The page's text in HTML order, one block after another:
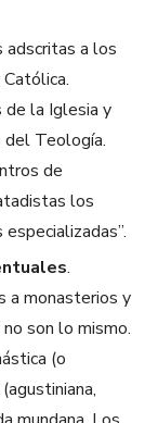
adscritas a los
de la Iglesia y
Teología.
de
los
.
a monasterios y
son lo mismo.
(o